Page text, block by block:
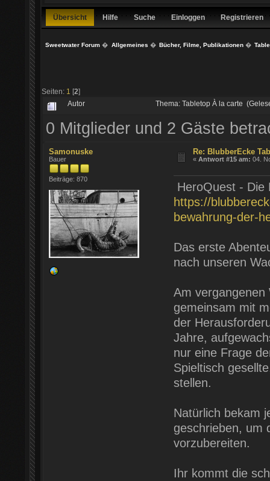
Übersicht Hilfe Suche Einloggen Registrieren
Sweetwater Forum � Allgemeines � Bücher, Filme, Publikationen�
Seiten: 1 [2]
Autor Thema: Tabletop À la carte
0 Mitglieder und 2 Gäste
Samonuske
Bauer
Beiträge: 870
Re: BlubberEcke
«Antwort #15 am: 04.
HeroQuest - Die
https://
bewahrung-der-
Das erste
nach unseren
Am vergangenen
gemeinsam mit
der
Jahre,
nur eine Frage
Spieltisch
stellen.
Natürlich bekam
geschrieben, um
vorzubereiten.
Ihr kommt die